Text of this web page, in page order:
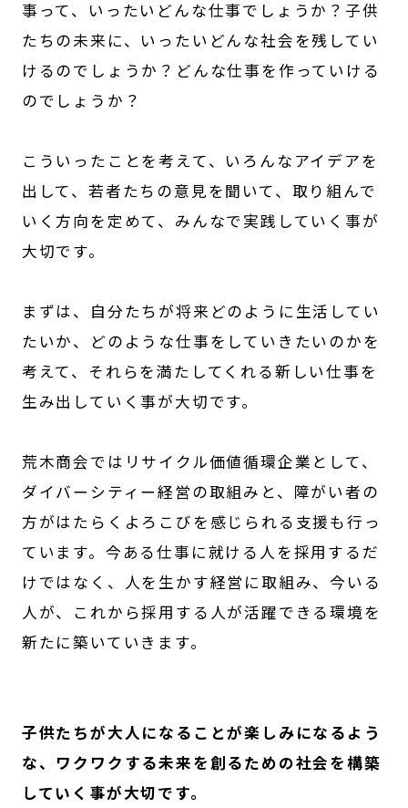
事って、いったいどんな仕事でしょうか？子供
たちの未来に、いったいどんな社会を残してい
けるのでしょうか？どんな仕事を作っていける
のでしょうか？
こういったことを考えて、いろんなアイデアを
出して、若者たちの意見を聞いて、取り組んで
いく方向を定めて、みんなで実践していく事が
大切です。
まずは、自分たちが将来どのように生活してい
たいか、どのような仕事をしていきたいのかを
考えて、それらを満たしてくれる新しい仕事を
生み出していく事が大切です。
荒木商会ではリサイクル価値循環企業として、
ダイバーシティー経営の取組みと、障がい者の
方がはたらくよろこびを感じられる支援も行っ
ています。今ある仕事に就ける人を採用するだ
けではなく、人を生かす経営に取組み、今いる
人が、これから採用する人が活躍できる環境を
新たに築いていきます。
子供たちが大人になることが楽しみになるよう
な、ワクワクする未来を創るための社会を構築
していく事が大切です。